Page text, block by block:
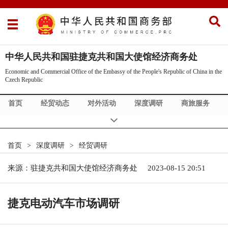
中华人民共和国驻捷克共和国大使馆经济商务处
Economic and Commercial Office of the Embassy of the People's Republic of China in the
Czech Republic
首页 经贸动态 对外活动 深度调研 商旅服务
首页 > 深度调研 > 经贸调研
来源：驻捷克共和国大使馆经济商务处 2023-08-15 20:51
捷克电动汽车市场调研